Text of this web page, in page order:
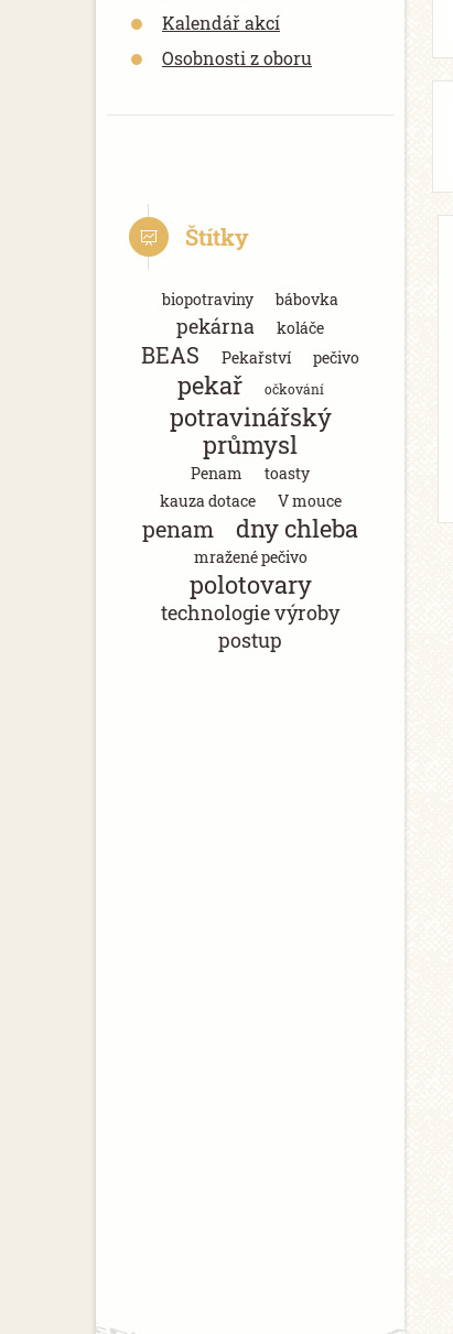
Kalendář akcí
Osobnosti z oboru
Štítky
biopotraviny bábovka
pekárna koláče
BEAS Pekařství pečivo
pekař očkování
potravinářský
průmysl
Penam
toasty
kauza dotace
V mouce
penam dny chleba
mražené pečivo
polotovary
technologie výroby
postup